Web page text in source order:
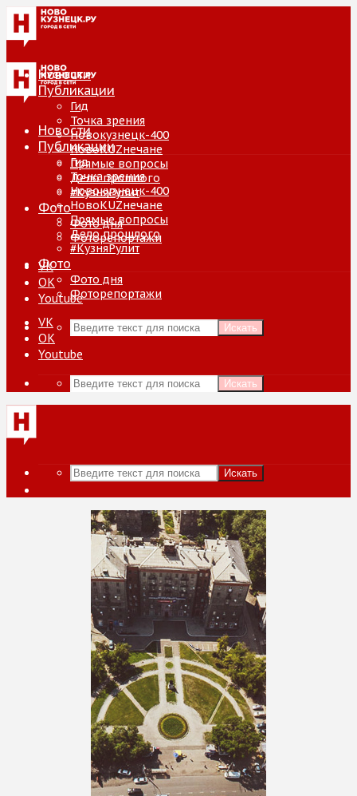
Новости
Публикации
Гид
Точка зрения
Новокузнецк-400
НовоKUZнечане
Прямые вопросы
Дело прошлого
#КузняРулит
Фото
Фото дня
Фоторепортажи
VK
ОК
Youtube
Искать
Новости
Публикации
Гид
Точка зрения
Новокузнецк-400
НовоKUZнечане
Прямые вопросы
Дело прошлого
#КузняРулит
Фото
Фото дня
Фоторепортажи
VK
ОК
Youtube
Искать
Искать